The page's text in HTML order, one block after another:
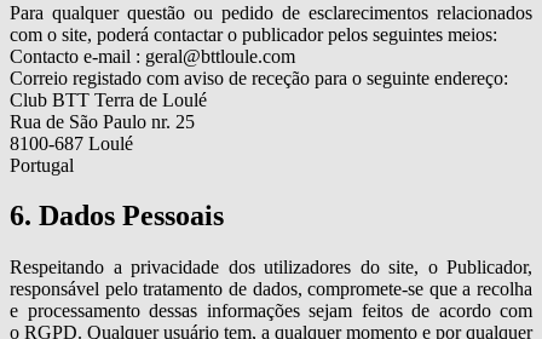
Para qualquer questão ou pedido de esclarecimentos relacionados
com o site, poderá contactar o publicador pelos seguintes meios:
Contacto e-mail : geral@bttloule.com
Correio registado com aviso de receção para o seguinte endereço:
Club BTT Terra de Loulé
Rua de São Paulo nr. 25
8100-687 Loulé
Portugal
6. Dados Pessoais
Respeitando a privacidade dos utilizadores do site, o Publicador,
responsável pelo tratamento de dados, compromete-se que a recolha
e processamento dessas informações sejam feitos de acordo com
o RGPD. Qualquer usuário tem, a qualquer momento e por qualquer